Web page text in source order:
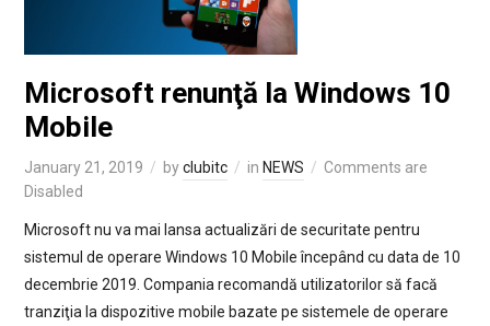
Microsoft renunţă la Windows 10
Mobile
January 21, 2019 byclubitc in NEWS
Comments are
Disabled
Microsoft nu va mai lansa actualizări de securitate pentru
sistemul de operare Windows 10 Mobile începând cu data de 10
decembrie 2019. Compania recomandă utilizatorilor să facă
tranziţia la dispozitive mobile bazate pe sistemele de operare